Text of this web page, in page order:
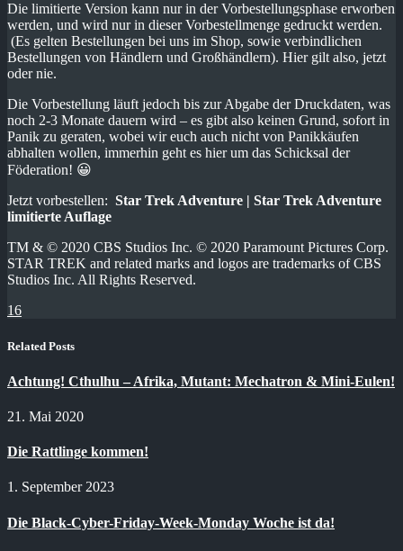
Die limitierte Version kann nur in der Vorbestellungsphase erworben
werden, und wird nur in dieser Vorbestellmenge gedruckt werden.
(Es gelten Bestellungen bei uns im Shop, sowie verbindlichen
Bestellungen von Händlern und Großhändlern). Hier gilt also, jetzt
oder nie.
Die Vorbestellung läuft jedoch bis zur Abgabe der Druckdaten, was
noch 2-3 Monate dauern wird – es gibt also keinen Grund, sofort in
Panik zu geraten, wobei wir euch auch nicht von Panikkäufen
abhalten wollen, immerhin geht es hier um das Schicksal der
Föderation! 😀
Jetzt vorbestellen: Star Trek Adventure | Star Trek Adventure
limitierte Auflage
TM & © 2020 CBS Studios Inc. © 2020 Paramount Pictures Corp.
STAR TREK and related marks and logos are trademarks of CBS
Studios Inc. All Rights Reserved.
16
Related Posts
Achtung! Cthulhu – Afrika, Mutant: Mechatron & Mini-Eulen!
21. Mai 2020
Die Rattlinge kommen!
1. September 2023
Die Black-Cyber-Friday-Week-Monday Woche ist da!